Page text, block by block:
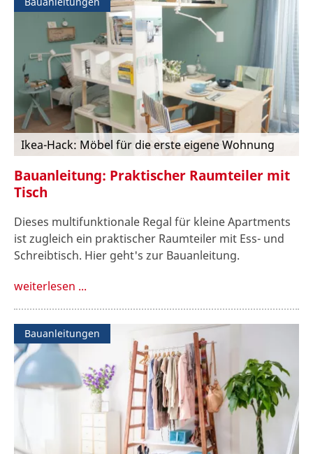
Ikea-Hack: Möbel für die erste eigene Wohnung
Bauanleitung: Praktischer Raumteiler mit
Tisch
Dieses multifunktionale Regal für kleine Apartments
ist zugleich ein praktischer Raumteiler mit Ess- und
Schreibtisch. Hier geht's zur Bauanleitung.
weiterlesen ...
Bauanleitungen